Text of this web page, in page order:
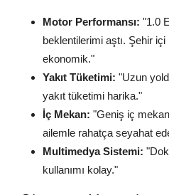
Motor Performansı: "1.0
beklentilerimi aştı. Şehir
ekonomik."
Yakıt Tüketimi: "Uzun
yakıt tüketimi harika."
İç Mekan: "Geniş iç
ailemle rahatça seyahat
Multimedya Sistemi:
kullanımı kolay."